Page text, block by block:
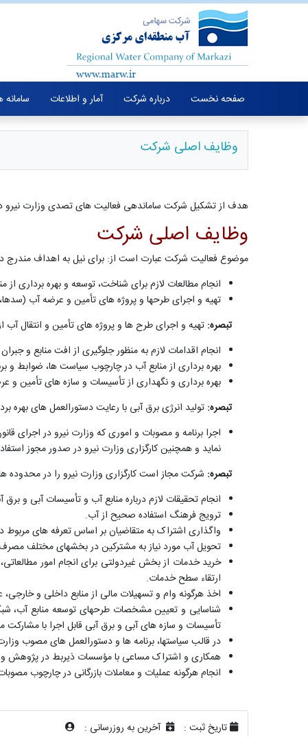
صفحه نخست درباره شرکت آمار و اطلاعات
وظایف اصلی شرکت
هدف از تشکیل شرکت ساماندهی فعالیت های تصدی وزارت
وظایف اصلی شرکت
موضوع فعالیت شرکت عبارت است از: برای نیل به اهداف مندرج
انجام مطالعات لازم برای شناخت، توسعه و بهره برداری از
تهیه و اجرای طرحها و پروژه های تأمین و عرضه آب
تبصره: تهیه و اجرای طرح ها و پروژه های تأمین و انتقال
انجام اقدامات لازم به منظور جلوگیری از افت منابع و
بهره برداری از منابع آب در چارچوب سیاست ها، ضوابط و
بهره برداری و نگهداری از تأسیسات و سازه های تأمین و
تبصره: تولید انرژی برق آبی با رعایت دستورالعمل های
اجرا برنامه و مصوبات و اموری که وزارت نیرو در اجرای
نماید و همچنین کارگزاری وزارت نیرو در صدور مجوز
تبصره: شرکت مجاز است کارگزاری وزارت نیرو را در
انجام تحقیقات لازم درباره منابع آب و تأسیسات آبی و
ترویج فرهنگ استفاده صحیح از آب.
واگذاری اشتراک به متقاضیان بر اساس تعرفه های مربوط
تحویل آب مورد نیاز به مشترکین در بخشهای مختلف
خرید خدمات از بخش غیردولتی برای انجام امور
ارتقاء سطح خدمات.
اخذ هرگونه وام و تسهیلات مالی از منابع داخلی و
شناسایی و تعیین مشخصات طرحهای توسعه منابع آب،
تأسیسات و سازه های آبی و برق آبی قابل اجرا با
در قالب سیاستها، برنامه ها و دستورالعمل های مصوب
همکاری و اشتراک مساعی با مؤسسات ذیربط در پژوهش و
انجام هرگونه عملیات و معاملات بازرگانی در چارچوب
تاریخ ثبت : آخرین به روزرسانی :